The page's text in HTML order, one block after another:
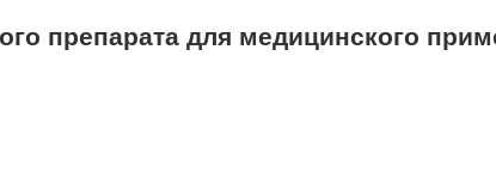
препарата для медицинского